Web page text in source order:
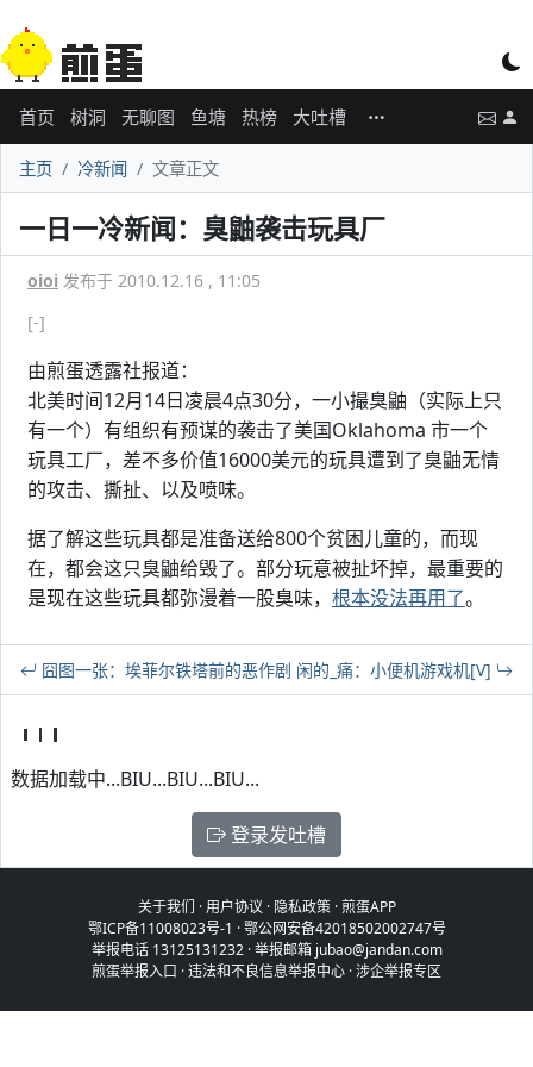
首页 树洞 无聊图 鱼塘 热榜 大吐槽
主页 冷新闻 文章正文
一日一冷新闻：臭鼬袭击玩具厂
oioi 发布于 2010.12.16 , 11:05
[-]
由煎蛋透露社报道：
北美时间12月14日凌晨4点30分，一小撮臭鼬（实际上只
有一个）有组织有预谋的袭击了美国Oklahoma 市一个
玩具工厂，差不多价值16000美元的玩具遭到了臭鼬无情
的攻击、撕扯、以及喷味。
据了解这些玩具都是准备送给800个贫困儿童的，而现
在，都会这只臭鼬给毁了。部分玩意被扯坏掉，最重要的
是现在这些玩具都弥漫着一股臭味， 根本没法再用了。
囧图一张：埃菲尔铁塔前的恶作剧 闲的_痛：小便机游戏机[V]
数据加载中...BIU...BIU...BIU...
登录发吐槽
关于我们 ·用户协议 · 隐私政策·煎蛋APP
鄂ICP备11008023号-1 ·鄂公网安备42018502002747号
举报电话 13125131232 · 举报邮箱 jubao@jandan.com
煎蛋举报入口 ·违法和不良信息举报中心 ·涉企举报专区